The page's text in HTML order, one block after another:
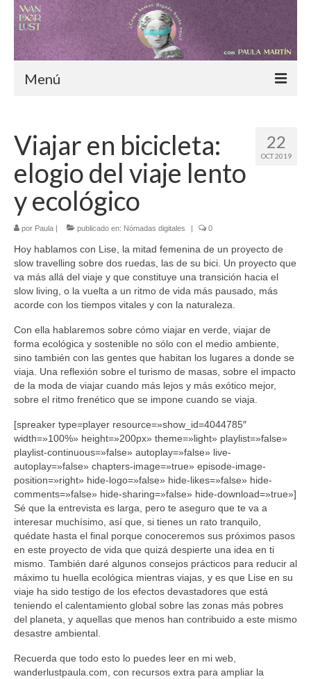
Menú
Blog
¿Cómo hemos llegado hasta aquí?
Moda consciente
Alimentación sostenible
Nómadas digitales
Especiales
Contacto
22
OCT 2019
Viajar en bicicleta:
elogio del viaje lento
y ecológico
por Paula publicado en: Nómadas digitales 0
Hoy hablamos con Lise, la mitad femenina de un proyecto de
slow travelling sobre dos ruedas, las de su bici. Un proyecto que
va más allá del viaje y que constituye una transición hacia el
slow living, o la vuelta a un ritmo de vida más pausado, más
acorde con los tiempos vitales y con la naturaleza.
Con ella hablaremos sobre cómo viajar en verde, viajar de
forma ecológica y sostenible no sólo con el medio ambiente,
sino también con las gentes que habitan los lugares a donde se
viaja. Una reflexión sobre el turismo de masas, sobre el impacto
de la moda de viajar cuando más lejos y más exótico mejor,
sobre el ritmo frenético que se impone cuando se viaja.
[spreaker type=player resource=»show_id=4044785″
width=»100%» height=»200px» theme=»light» playlist=»false»
playlist-continuous=»false» autoplay=»false» live-
autoplay=»false» chapters-image=»true» episode-image-
position=»right» hide-logo=»false» hide-likes=»false» hide-
comments=»false» hide-sharing=»false» hide-download=»true»]
Sé que la entrevista es larga, pero te aseguro que te va a
interesar muchísimo, así que, si tienes un rato tranquilo,
quédate hasta el final porque conoceremos sus próximos pasos
en este proyecto de vida que quizá despierte una idea en ti
mismo. También daré algunos consejos prácticos para reducir al
máximo tu huella ecológica mientras viajas, y es que Lise en su
viaje ha sido testigo de los efectos devastadores que está
teniendo el calentamiento global sobre las zonas más pobres
del planeta, y aquellas que menos han contribuido a este mismo
desastre ambiental.
Recuerda que todo esto lo puedes leer en mi web,
wanderlustpaula.com, con recursos extra para ampliar la